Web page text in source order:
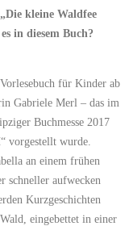
kleine Waldfee
in diesem Buch?
für Kinder ab
Gabriele Merl – das im
Buchmesse 2017
vorgestellt wurde.
an einem frühen
schneller aufwecken
Kurzgeschichten
eingebettet in einer